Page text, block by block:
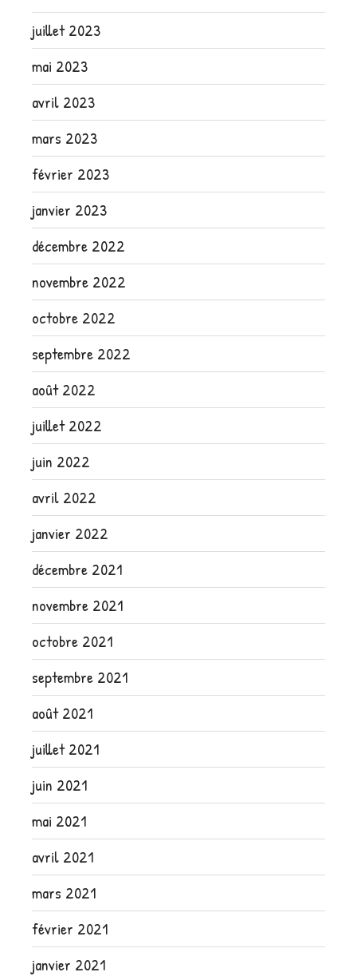
juillet 2023
mai 2023
avril 2023
mars 2023
février 2023
janvier 2023
décembre 2022
novembre 2022
octobre 2022
septembre 2022
août 2022
juillet 2022
juin 2022
avril 2022
janvier 2022
décembre 2021
novembre 2021
octobre 2021
septembre 2021
août 2021
juillet 2021
juin 2021
mai 2021
avril 2021
mars 2021
février 2021
janvier 2021